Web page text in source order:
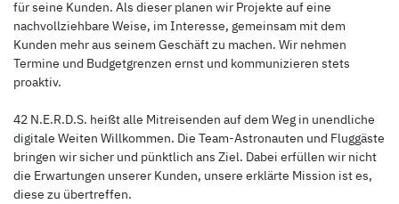
für seine Kunden. Als dieser planen wir Projekte auf eine
nachvollziehbare Weise, im Interesse, gemeinsam mit dem
Kunden mehr aus seinem Geschäft zu machen. Wir nehmen
Termine und Budgetgrenzen ernst und kommunizieren stets
proaktiv.
42 N.E.R.D.S. heißt alle Mitreisenden auf dem Weg in unendliche
digitale Weiten Willkommen. Die Team-Astronauten und Fluggäste
bringen wir sicher und pünktlich ans Ziel. Dabei erfüllen wir nicht
die Erwartungen unserer Kunden, unsere erklärte Mission ist es,
diese zu übertreffen.